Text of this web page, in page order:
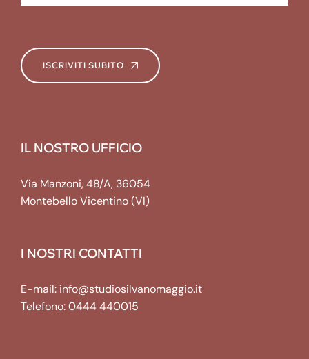
ISCRIVITI SUBITO
IL NOSTRO UFFICIO
Via Manzoni, 48/A, 36054
Montebello Vicentino (VI)
I NOSTRI CONTATTI
E-mail: info@studiosilvanomaggio.it
Telefono:0444 440015